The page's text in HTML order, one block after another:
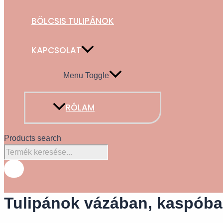
BÖLCSIS TULIPÁNOK
KAPCSOLAT
Menu Toggle
RÓLAM
Products search
Tulipánok vázában,